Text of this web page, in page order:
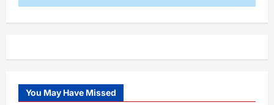
You May Have Missed